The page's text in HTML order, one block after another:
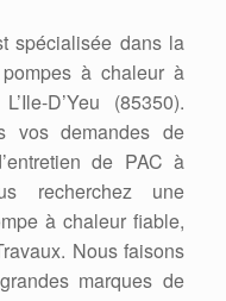
spécialisée dans la
à chaleur à
D’Yeu (85350).
vos demandes de
de PAC à
recherchez une
à chaleur fiable,
Nous faisons
marques de